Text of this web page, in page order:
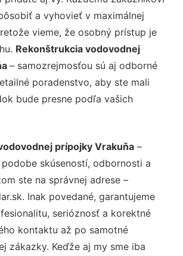
a vyhovieť v maximálnej
vieme, že osobný prístup je
Rekonštrukcia vodovodnej
– samozrejmosťou sú aj odborné
poradenstvo, aby ste mali
bude presne podľa vašich
prípojky Vrakuňa –
skúseností, odbornosti a
ste na správnej adrese –
Inak povedané, garantujeme
serióznosť a korektné
kontaktu až po samotné
zákazky. Keďže aj my sme iba